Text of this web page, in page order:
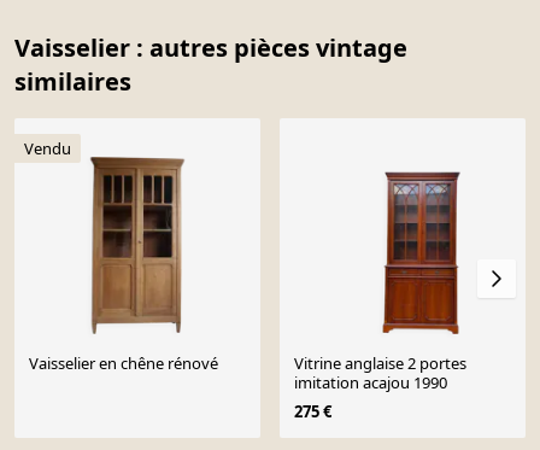
Vaisselier : autres pièces vintage
similaires
Vendu
Vaisselier en chêne rénové
Vitrine anglaise 2 portes
imitation acajou 1990
275 €